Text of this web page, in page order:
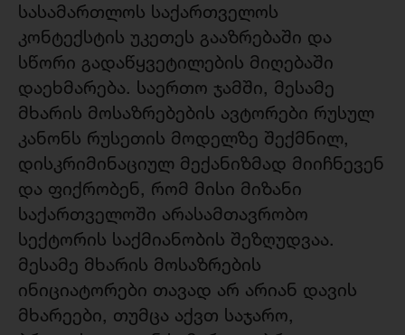
სასამართლოს საქართველოს
კონტექსტის უკეთეს გააზრებაში და
სწორი გადაწყვეტილების მიღებაში
დაეხმარება. საერთო ჯამში, მესამე
მხარის მოსაზრებების ავტორები რუსულ
კანონს რუსეთის მოდელზე შექმნილ,
დისკრიმინაციულ მექანიზმად მიიჩნევენ
და ფიქრობენ, რომ მისი მიზანი
საქართველოში არასამთავრობო
სექტორის საქმიანობის შეზღუდვაა.
მესამე მხარის მოსაზრების
ინიციატორები თავად არ არიან დავის
მხარეები, თუმცა აქვთ საჯარო,